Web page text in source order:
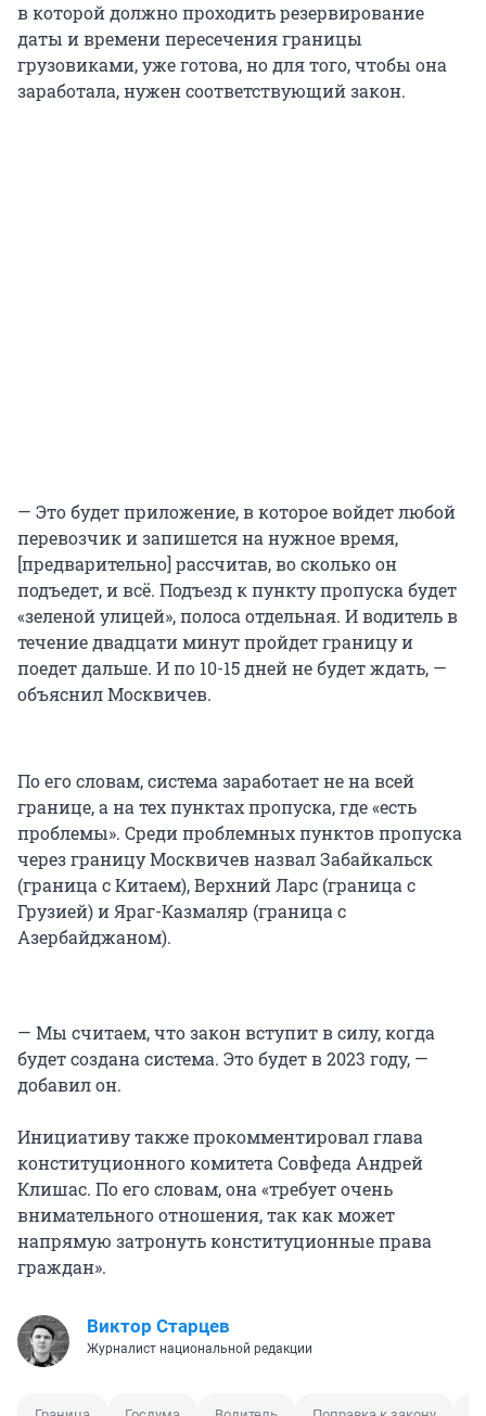
в которой должно проходить резервирование
даты и времени пересечения границы
грузовиками, уже готова, но для того, чтобы она
заработала, нужен соответствующий закон.
— Это будет приложение, в которое войдет любой
перевозчик и запишется на нужное время,
[предварительно] рассчитав, во сколько он
подъедет, и всё. Подъезд к пункту пропуска будет
«зеленой улицей», полоса отдельная. И водитель в
течение двадцати минут пройдет границу и
поедет дальше. И по 10-15 дней не будет ждать, —
объяснил Москвичев.
По его словам, система заработает не на всей
границе, а на тех пунктах пропуска, где «есть
проблемы». Среди проблемных пунктов пропуска
через границу Москвичев назвал Забайкальск
(граница с Китаем), Верхний Ларс (граница с
Грузией) и Яраг-Казмаляр (граница с
Азербайджаном).
— Мы считаем, что закон вступит в силу, когда
будет создана система. Это будет в 2023 году, —
добавил он.
Инициативу также прокомментировал глава
конституционного комитета Совфеда Андрей
Клишас. По его словам, она «требует очень
внимательного отношения, так как может
напрямую затронуть конституционные права
граждан».
Виктор Старцев
Журналист национальной редакции